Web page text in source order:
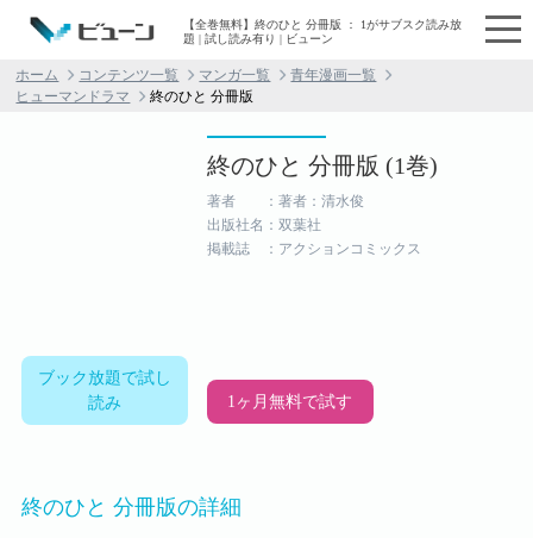
【全巻無料】終のひと 分冊版 ： 1がサブスク読み放
題 | 試し読み有り | ビューン
ホーム コンテンツ一覧 マンガ一覧
青年漫画一覧
ヒューマンドラマ
終のひと 分冊版
ブック放題で試し
読み
終のひと 分冊版 (1巻)
著者 ：著者：清水俊
出版社名：双葉社
掲載誌 ：アクションコミックス
1ヶ月無料で試す
終のひと 分冊版の詳細